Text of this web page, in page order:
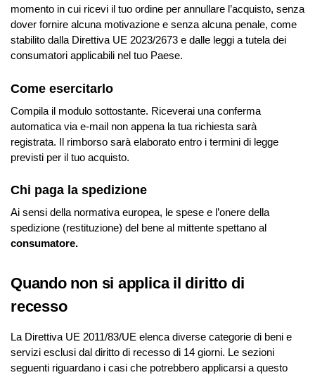
momento in cui ricevi il tuo ordine per annullare l’acquisto, senza
dover fornire alcuna motivazione e senza alcuna penale, come
stabilito dalla Direttiva UE 2023/2673 e dalle leggi a tutela dei
consumatori applicabili nel tuo Paese.
Come esercitarlo
Compila il modulo sottostante. Riceverai una conferma
automatica via e-mail non appena la tua richiesta sarà
registrata. Il rimborso sarà elaborato entro i termini di legge
previsti per il tuo acquisto.
Chi paga la spedizione
Ai sensi della normativa europea, le spese e l’onere della
spedizione (restituzione) del bene al mittente spettano al
consumatore.
Quando non si applica il diritto di
recesso
La Direttiva UE 2011/83/UE elenca diverse categorie di beni e
servizi esclusi dal diritto di recesso di 14 giorni. Le sezioni
seguenti riguardano i casi che potrebbero applicarsi a questo